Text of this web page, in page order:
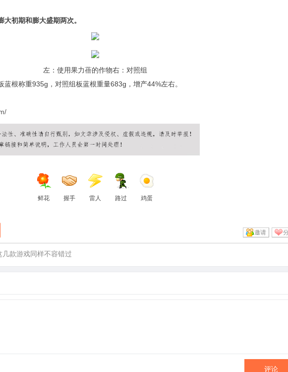
初期和膨大盛期两次。
左：使用果力蓓的作物右：对照组
根称重935g，对照组板蓝根重量683g，增产44%左右。
鲜花 握手 雷人 路过 鸡蛋
邀请
几款游戏同样不容错过
评论